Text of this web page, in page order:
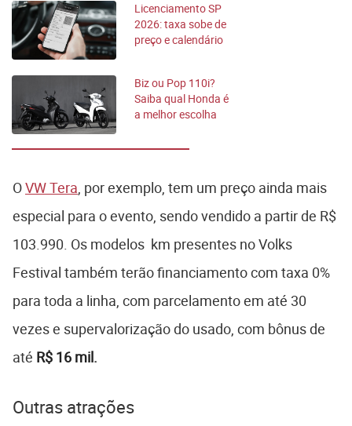
Licenciamento SP
2026: taxa sobe de
preço e calendário
Biz ou Pop 110i?
Saiba qual Honda é
a melhor escolha
OVW Tera, por exemplo, tem um preço ainda mais
especial para o evento, sendo vendido a partir de R$
103.990. Os modelos km presentes no Volks
Festival também terão financiamento com taxa 0%
para toda a linha, com parcelamento em até 30
vezes e supervalorização do usado, com bônus de
até R$ 16 mil.
Outras atrações